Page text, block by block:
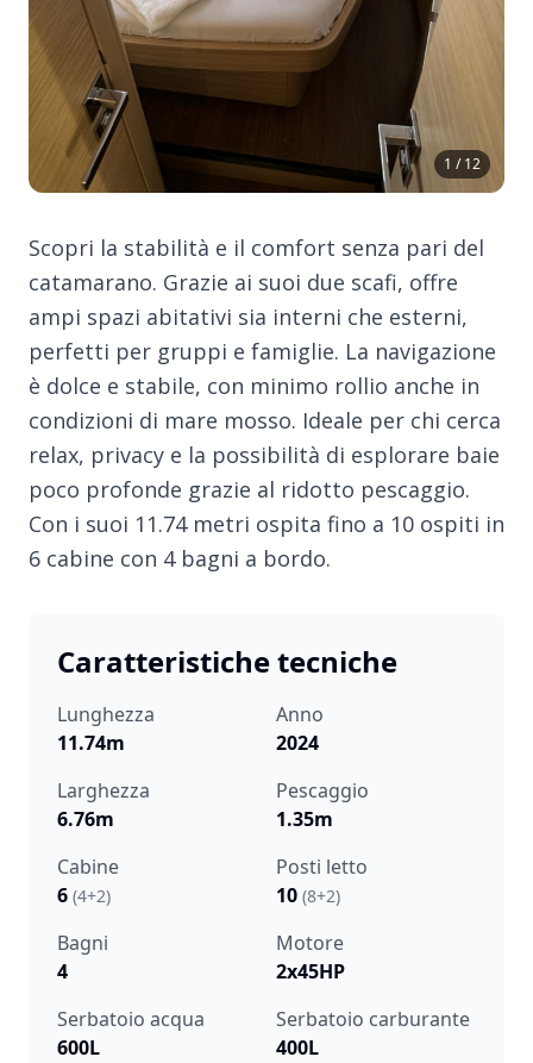
1 / 12
Scopri la stabilità e il comfort senza pari del
catamarano. Grazie ai suoi due scafi, offre
ampi spazi abitativi sia interni che esterni,
perfetti per gruppi e famiglie. La navigazione
è dolce e stabile, con minimo rollio anche in
condizioni di mare mosso. Ideale per chi cerca
relax, privacy e la possibilità di esplorare baie
poco profonde grazie al ridotto pescaggio.
Con i suoi 11.74 metri ospita fino a 10 ospiti in
6 cabine con 4 bagni a bordo.
Caratteristiche tecniche
Lunghezza
11.74m
Anno
2024
Larghezza
6.76m
Pescaggio
1.35m
Cabine
6 (4+2)
Posti letto
10 (8+2)
Bagni
4
Motore
2x45HP
Serbatoio acqua
600L
Serbatoio carburante
400L